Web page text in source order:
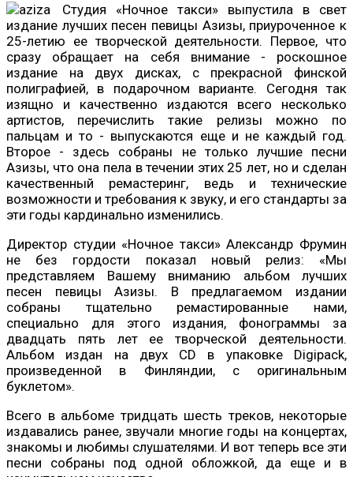
Студия «Ночное такси» выпустила в свет
издание лучших песен певицы Азизы, приуроченное к
25-летию ее творческой деятельности. Первое, что
сразу обращает на себя внимание - роскошное
издание на двух дисках, с прекрасной финской
полиграфией, в подарочном варианте. Сегодня так
изящно и качественно издаются всего несколько
артистов, перечислить такие релизы можно по
пальцам и то - выпускаются еще и не каждый год.
Второе - здесь собраны не только лучшие песни
Азизы, что она пела в течении этих 25 лет, но и сделан
качественный ремастеринг, ведь и технические
возможности и требования к звуку, и его стандарты за
эти годы кардинально изменились.
Директор студии «Ночное такси» Александр Фрумин
не без гордости показал новый релиз: «Мы
представляем Вашему вниманию альбом лучших
песен певицы Азизы. В предлагаемом издании
собраны тщательно ремастированные нами,
специально для этого издания, фонограммы за
двадцать пять лет ее творческой деятельности.
Альбом издан на двух CD в упаковке Digipack,
произведенной в Финляндии, с оригинальным
буклетом».
Всего в альбоме тридцать шесть треков, некоторые
издавались ранее, звучали многие годы на концертах,
знакомы и любимы слушателями. И вот теперь все эти
песни собраны под одной обложкой, да еще и в